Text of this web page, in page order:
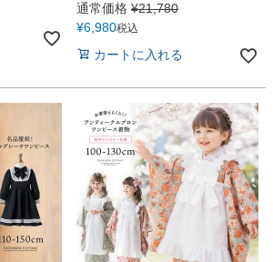
通常価格 ¥21,780
¥6,980税込
カートに入れる